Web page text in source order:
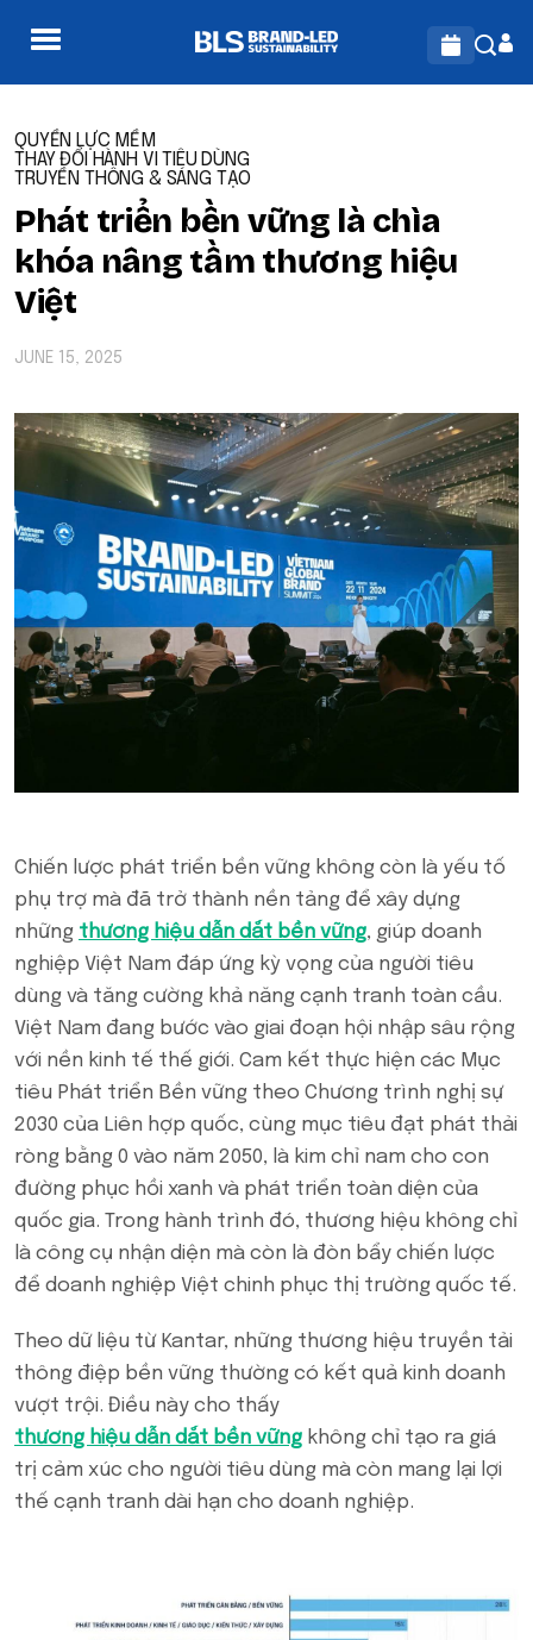
QUYỀN LỰC MỀM
THAY ĐỔI HÀNH VI TIÊU DÙNG
TRUYỀN THÔNG & SÁNG TẠO
Phát triển bền vững là chìa
khóa nâng tầm thương hiệu
Việt
JUNE 15, 2025
Chiến lược phát triển bền vững không còn là yếu tố
phụ trợ mà đã trở thành nền tảng để xây dựng
những thương hiệu dẫn dắt bền vững, giúp doanh
nghiệp Việt Nam đáp ứng kỳ vọng của người tiêu
dùng và tăng cường khả năng cạnh tranh toàn cầu.
Việt Nam đang bước vào giai đoạn hội nhập sâu rộng
với nền kinh tế thế giới. Cam kết thực hiện các Mục
tiêu Phát triển Bền vững theo Chương trình nghị sự
2030 của Liên hợp quốc, cùng mục tiêu đạt phát thải
ròng bằng 0 vào năm 2050, là kim chỉ nam cho con
đường phục hồi xanh và phát triển toàn diện của
quốc gia. Trong hành trình đó, thương hiệu không chỉ
là công cụ nhận diện mà còn là đòn bẩy chiến lược
để doanh nghiệp Việt chinh phục thị trường quốc tế.
Theo dữ liệu từ Kantar, những thương hiệu truyền tải
thông điệp bền vững thường có kết quả kinh doanh
vượt trội. Điều này cho thấy
thương hiệu dẫn dắt bền vững không chỉ tạo ra giá
trị cảm xúc cho người tiêu dùng mà còn mang lại lợi
thế cạnh tranh dài hạn cho doanh nghiệp.